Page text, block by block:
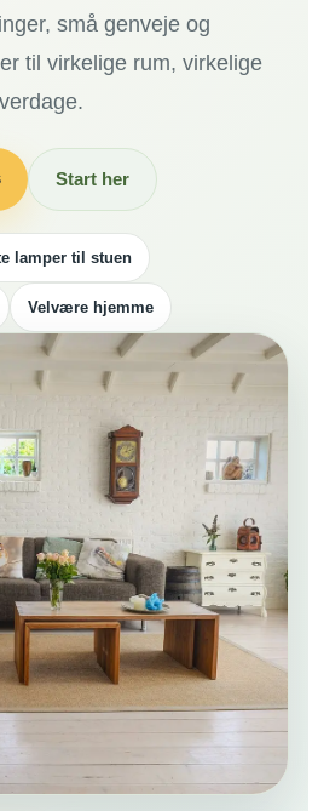
små genveje og
til virkelige rum, virkelige
Start her
lamper til stuen
Velvære hjemme